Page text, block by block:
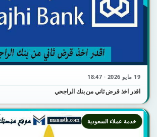
19 مايو 2026 · 18:47
اقدر اخذ قرض ثاني من بنك الراجحي
خدمة عملاء السعودية